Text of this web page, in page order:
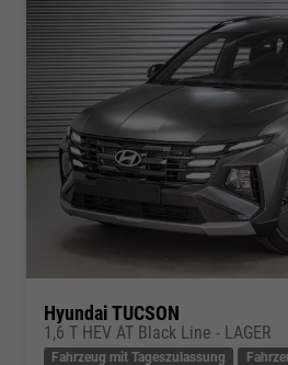
Hyundai TUCSON
1,6 T HEV AT Black Line - LAGER
Fahrzeug mit Tageszulassung